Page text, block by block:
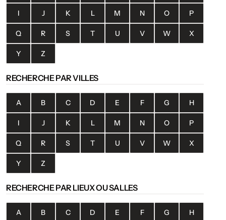
I J K L M N O P
Q R S T U V W X
Y Z
RECHERCHE PAR VILLES
A B C D E F G H
I J K L M N O P
Q R S T U V W X
Y Z
RECHERCHE PAR LIEUX OU SALLES
A B C D E F G H